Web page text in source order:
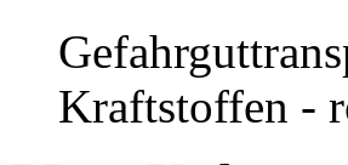
Kraftstoffen -